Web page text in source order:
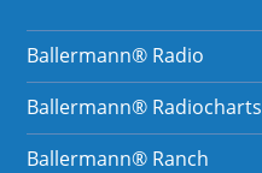
Ballermann® Radio
Ballermann® Radiocharts
Ballermann® Ranch